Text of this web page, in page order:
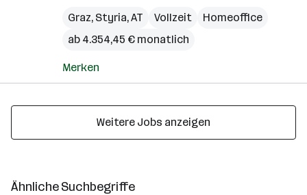
Graz, Styria,AT Vollzeit
Homeoffice
ab 4.354,45 € monatlich
Merken
Weitere Jobs anzeigen
Ähnliche Suchbegriffe